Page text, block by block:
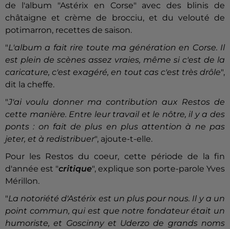
de l'album "Astérix en Corse" avec des blinis de
châtaigne et crème de brocciu, et du velouté de
potimarron, recettes de saison.
"L'album a fait rire toute ma génération en Corse. Il
est plein de scènes assez vraies, même si c'est de la
caricature, c'est exagéré, en tout cas c'est très drôle",
dit la cheffe.
"J'ai voulu donner ma contribution aux Restos de
cette manière. Entre leur travail et le nôtre, il y a des
ponts : on fait de plus en plus attention à ne pas
jeter, et à redistribuer", ajoute-t-elle.
Pour les Restos du coeur, cette période de la fin
d'année est "critique", explique son porte-parole Yves
Mérillon.
"La notoriété d'Astérix est un plus pour nous. Il y a un
point commun, qui est que notre fondateur était un
humoriste, et Goscinny et Uderzo de grands noms